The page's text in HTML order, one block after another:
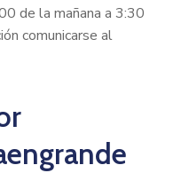
de la mañana a 3:30
comunicarse al